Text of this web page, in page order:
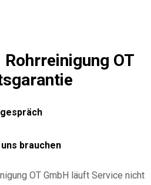
OT
brauchen
OT GmbH läuft Service nicht